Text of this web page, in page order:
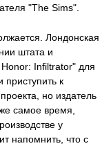
"The Sims".
Лондонская
штата и
Honor: Infiltrator" для
к
но издатель
самое время,
у
напомнить, что с